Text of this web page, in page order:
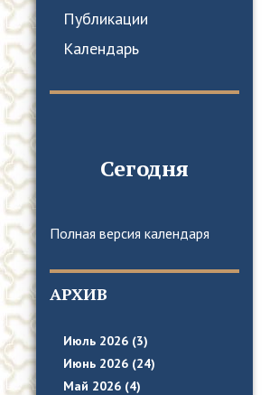
Публикации
Календарь
Сегодня
Полная версия календаря
АРХИВ
Июль 2026 (3)
Июнь 2026 (24)
Май 2026 (4)